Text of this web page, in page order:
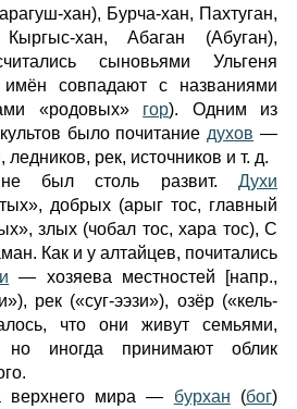
хан), Бурча-хан, Пахтуган,
хан, Абаган (Абуган),
сыновьями Ульгеня
совпадают с названиями
«родовых» гор). Одним из
было почитание духов —
ледников, рек, источников и т. д.
не был столь развит. Духи
добрых (арыг тос, главный
злых (чобал тос, хара тос), С
Как и у алтайцев, почитались
— хозяева местностей [напр.,
рек («суг-ээзи»), озёр («кель-
что они живут семьями,
иногда принимают облик
верхнего мира — бурхан (бог)